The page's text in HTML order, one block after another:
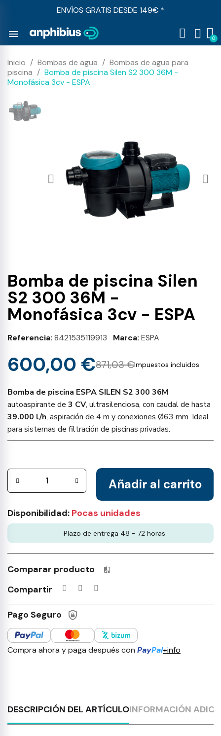
ENVÍOS GRATIS DESDE 149€ *
menu
Inicio Bombas de agua
Bombas de agua para
piscina
Bomba de piscina Silen S2 300 36M -
Monofásica 3cv - ESPA
Bomba de piscina Silen
S2 300 36M -
Monofásica 3cv - ESPA
Referencia 8421535119913 Marca ESPA
871,03 €
600,00 € Impuestos incluidos
Bomba de piscina ESPA SILEN S2 300 36M
autoaspirante de 3 CV, ultrasilenciosa, con caudal de hasta
39.000 l/h, aspiración de 4 m y conexiones Ø63 mm. Ideal
para sistemas de filtración de piscinas privadas.
Añadir al carrito
Disponibilidad: Pocas unidades
Plazo de entrega 48 - 72 horas
Comparar producto Productos incluidos en tu lista
Compartir
Pago Seguro
Compra ahora y paga después con PayPal+info
DESCRIPCIÓN DEL ARTÍCULOINFORMACIÓN